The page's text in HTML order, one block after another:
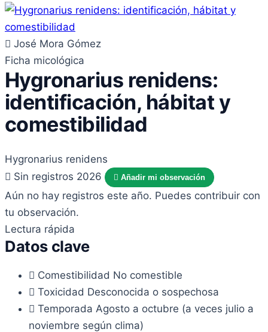
José Mora Gómez
Ficha micológica
Hygronarius renidens:
identificación, hábitat y
comestibilidad
Hygronarius renidens
Sin registros 2026
Añadir mi observación
Aún no hay registros este año. Puedes contribuir con
tu observación.
Lectura rápida
Datos clave
Comestibilidad No comestible
Toxicidad Desconocida o sospechosa
Temporada Agosto a octubre (a veces julio a
noviembre según clima)